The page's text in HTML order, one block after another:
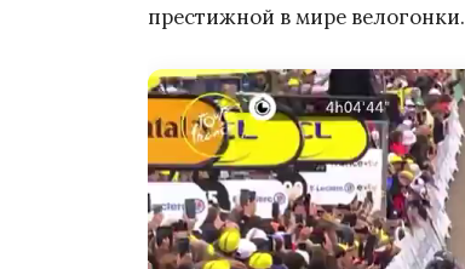
престижной в мире велогонки.